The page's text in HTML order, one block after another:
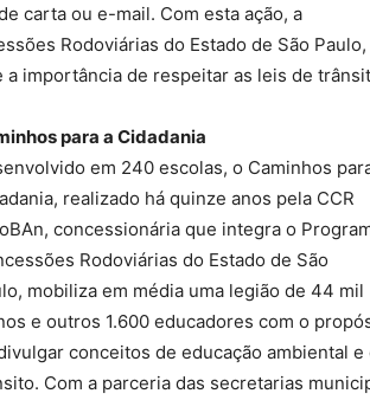
carta ou e-mail. Com esta ação, a
Rodoviárias do Estado de São Paulo,
importância de respeitar as leis de
para a Cidadania
em 240 escolas, o Caminhos
realizado há quinze anos pela CCR
concessionária que integra o
Rodoviárias do Estado de São
mobiliza em média uma legião de 44 mil
e outros 1.600 educadores com o
conceitos de educação ambiental e
Com a parceria das secretarias